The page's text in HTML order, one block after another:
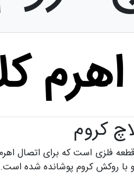
کروم
فلزی است که برای اتصال
با روکش کروم پوشانده شده است.